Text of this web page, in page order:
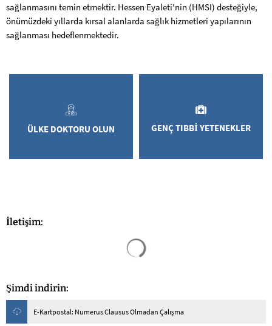
sağlanmasını temin etmektir. Hessen Eyaleti'nin (HMSI) desteğiyle,
önümüzdeki yıllarda kırsal alanlarda sağlık hizmetleri yapılarının
sağlanması hedeflenmektedir.
ÜLKE DOKTORU OLUN GENÇ TIBBI YETENEKLER
İletişim:
Şimdi indirin:
E-Kartpostal: Numerus Clausus Olmadan Çalışma